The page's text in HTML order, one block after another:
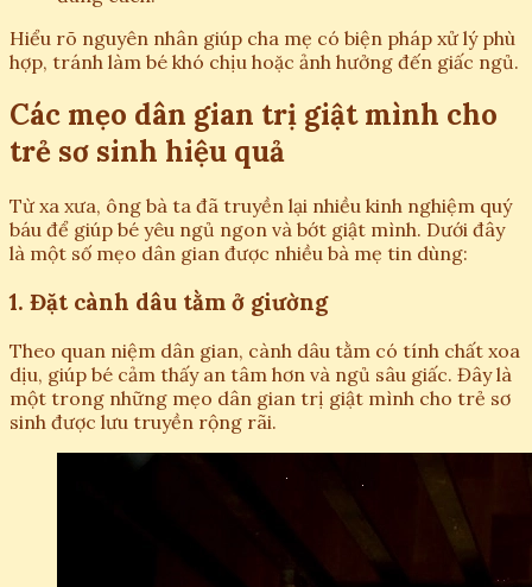
Hiểu rõ nguyên nhân giúp cha mẹ có biện pháp xử lý phù
hợp, tránh làm bé khó chịu hoặc ảnh hưởng đến giấc ngủ.
Các mẹo dân gian trị giật mình cho
trẻ sơ sinh hiệu quả
Từ xa xưa, ông bà ta đã truyền lại nhiều kinh nghiệm quý
báu để giúp bé yêu ngủ ngon và bớt giật mình. Dưới đây
là một số mẹo dân gian được nhiều bà mẹ tin dùng:
1. Đặt cành dâu tằm ở giường
Theo quan niệm dân gian, cành dâu tằm có tính chất xoa
dịu, giúp bé cảm thấy an tâm hơn và ngủ sâu giấc. Đây là
một trong những mẹo dân gian trị giật mình cho trẻ sơ
sinh được lưu truyền rộng rãi.